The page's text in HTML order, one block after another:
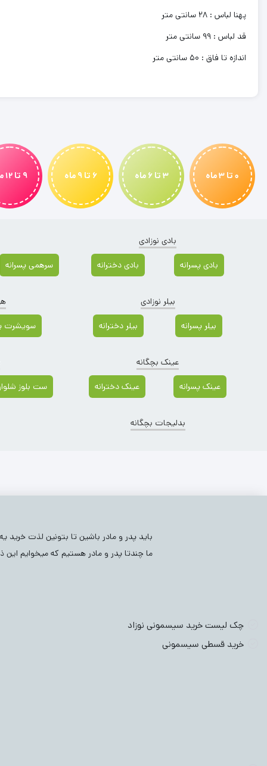
پهنا لباس : 28 سانتی متر
قد لباس : 99 سانتی متر
اندازه تا فاق : 50 سانتی متر
0 تا 3 ماه 3 تا 6 ماه 6 تا 9 ماه 9 تا 12 ماه
بادی نوزادی
بادی پسرانه بادی دخترانه سرهمی پسرانه
بیلر نوزادی
بیلر پسرانه بیلر دخترانه سویشرت
عینک بچگانه
عینک پسرانه عینک دخترانه ست بلوز
بدلیجات بچگانه
وسایل بهداشتی نوزادی
کفش و پاپوش نوزادی
سویشرت
باید پدر و مادر باشین تا بتونین لذت
ما چندتا پدر و مادر هستیم که میخوایم این
چک لیست خرید سیسمونی نوزاد
خرید قسطی سیسمونی